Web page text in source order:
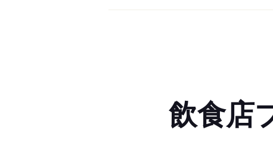
飲食店